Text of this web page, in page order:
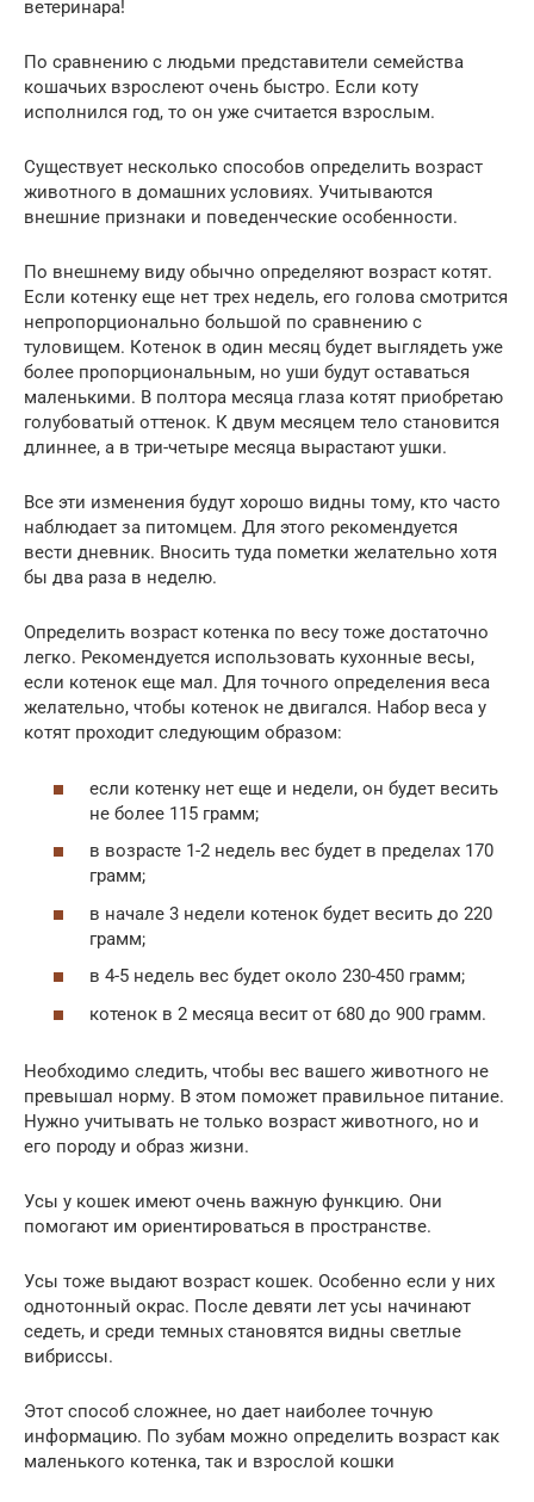
ветеринара!
По сравнению с людьми представители семейства
кошачьих взрослеют очень быстро. Если коту
исполнился год, то он уже считается взрослым.
Существует несколько способов определить возраст
животного в домашних условиях. Учитываются
внешние признаки и поведенческие особенности.
По внешнему виду обычно определяют возраст котят.
Если котeнку еще нет трех недель, его голова смотрится
непропорционально большой по сравнению с
туловищем. Котeнок в один месяц будет выглядеть уже
более пропорциональным, но уши будут оставаться
маленькими. В полтора месяца глаза котят приобретаю
голубоватый оттенок. К двум месяцем тело становится
длиннее, а в три-четыре месяца вырастают ушки.
Все эти изменения будут хорошо видны тому, кто часто
наблюдает за питомцем. Для этого рекомендуется
вести дневник. Вносить туда пометки желательно хотя
бы два раза в неделю.
Определить возраст котенка по весу тоже достаточно
легко. Рекомендуется использовать кухонные весы,
если котенок еще мал. Для точного определения веса
желательно, чтобы котенок не двигался. Набор веса у
котят проходит следующим образом:
если котенку нет еще и недели, он будет весить
не более 115 грамм;
в возрасте 1-2 недель вес будет в пределах 170
грамм;
в начале 3 недели котенок будет весить до 220
грамм;
в 4-5 недель вес будет около 230-450 грамм;
котенок в 2 месяца весит от 680 до 900 грамм.
Необходимо следить, чтобы вес вашего животного не
превышал норму. В этом поможет правильное питание.
Нужно учитывать не только возраст животного, но и
его породу и образ жизни.
Усы у кошек имеют очень важную функцию. Они
помогают им ориентироваться в пространстве.
Усы тоже выдают возраст кошек. Особенно если у них
однотонный окрас. После девяти лет усы начинают
седеть, и среди темных становятся видны светлые
вибриссы.
Этот способ сложнее, но дает наиболее точную
информацию. По зубам можно определить возраст как
маленького котенка, так и взрослой кошки